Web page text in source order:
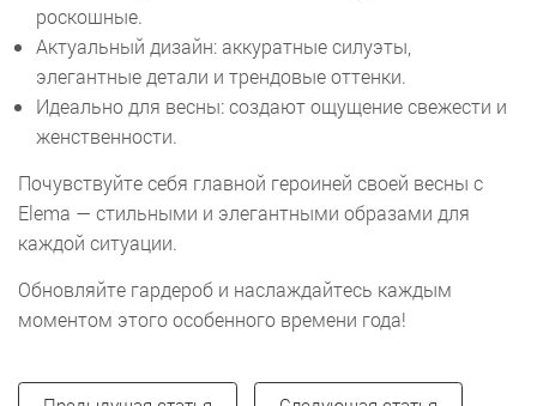
роскошные.
Актуальный дизайн: аккуратные силуэты,
элегантные детали и трендовые оттенки.
Идеально для весны: создают ощущение свежести и
женственности.
Почувствуйте себя главной героиней своей весны с
Elema — стильными и элегантными образами для
каждой ситуации.
Обновляйте гардероб и наслаждайтесь каждым
моментом этого особенного времени года!